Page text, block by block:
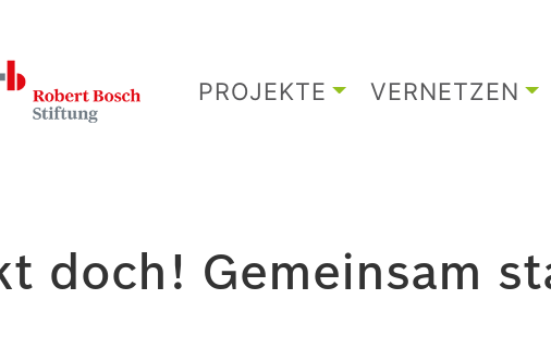
PROJEKTE VERNETZEN
doch! Gemeinsam